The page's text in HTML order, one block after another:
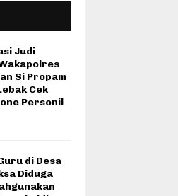
Judi
Si Propam
Cek
Personil
di Desa
Diduga